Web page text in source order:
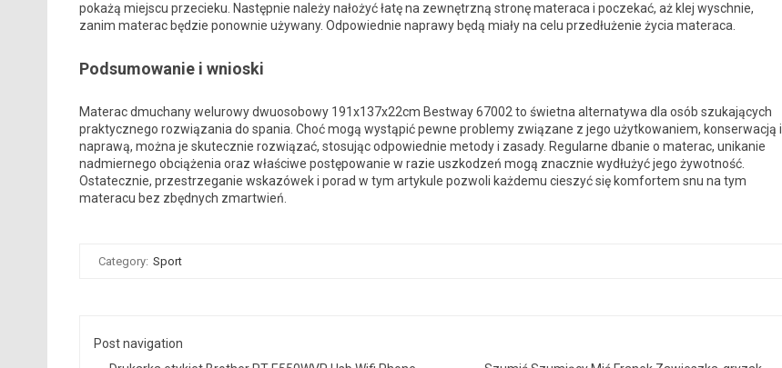
pokażą miejscu przecieku. Następnie należy nałożyć łatę na zewnętrzną stronę materaca i poczekać, aż klej wyschnie,
zanim materac będzie ponownie używany. Odpowiednie naprawy będą miały na celu przedłużenie życia materaca.
Podsumowanie i wnioski
Materac dmuchany welurowy dwuosobowy 191x137x22cm Bestway 67002 to świetna alternatywa dla osób szukających
praktycznego rozwiązania do spania. Choć mogą wystąpić pewne problemy związane z jego użytkowaniem, konserwacją i
naprawą, można je skutecznie rozwiązać, stosując odpowiednie metody i zasady. Regularne dbanie o materac, unikanie
nadmiernego obciążenia oraz właściwe postępowanie w razie uszkodzeń mogą znacznie wydłużyć jego żywotność.
Ostatecznie, przestrzeganie wskazówek i porad w tym artykule pozwoli każdemu cieszyć się komfortem snu na tym
materacu bez zbędnych zmartwień.
Category: Sport
Post navigation